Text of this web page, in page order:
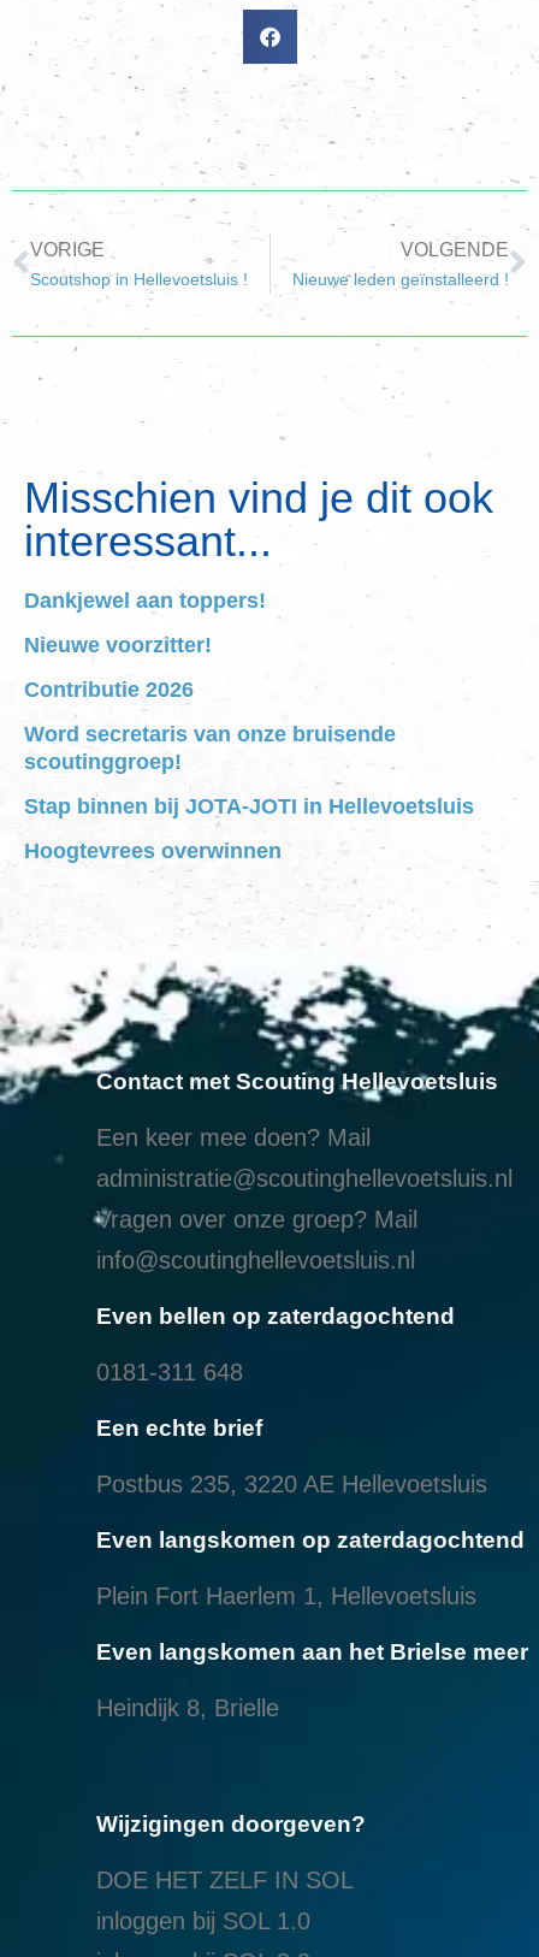
VORIGE
Scoutshop in Hellevoetsluis !
VOLGENDE
Nieuwe leden geïnstalleerd !
Misschien vind je dit ook
interessant...
Dankjewel aan toppers!
Nieuwe voorzitter!
Contributie 2026
Word secretaris van onze bruisende
scoutinggroep!
Stap binnen bij JOTA-JOTI in Hellevoetsluis
Hoogtevrees overwinnen
Contact met Scouting Hellevoetsluis
Een keer mee doen? Mail
administratie@scoutinghellevoetsluis.nl
Vragen over onze groep? Mail
info@scoutinghellevoetsluis.nl
Even bellen op zaterdagochtend
0181-311 648
Een echte brief
Postbus 235, 3220 AE Hellevoetsluis
Even langskomen op zaterdagochtend
Plein Fort Haerlem 1, Hellevoetsluis
Even langskomen aan het Brielse meer
Heindijk 8, Brielle
Wijzigingen doorgeven?
DOE HET ZELF IN SOL
inloggen bij SOL 1.0